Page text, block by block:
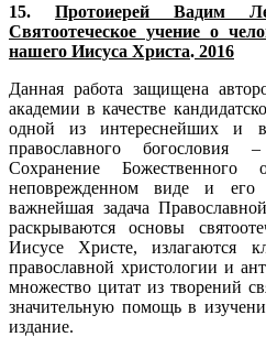
15. Протоиерей Вадим
Святоотеческое учение о
нашего Иисуса Христа. 2016
Данная работа защищена
академии в качестве
одной из интереснейших и
православного богословия
Сохранение
неповрежденном виде и его
важнейшая задача
раскрываются основы
Иисусе Христе, излагаются
православной христологии и
множество цитат из творений
значительную помощь в
издание.